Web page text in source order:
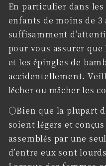
En particulier dans les
enfants de moins de
suffisamment
pour vous assurer
et les épingles de
accidentellement.
lécher ou mâcher les
○Bien que la plupart
soient légers et
assemblés par une
d’entre eux sont